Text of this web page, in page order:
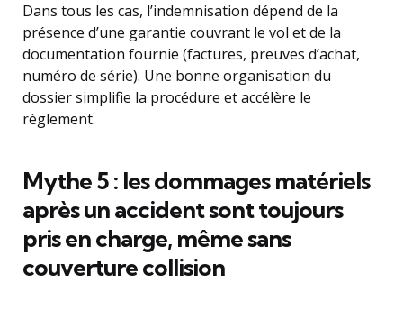
Dans tous les cas, l’indemnisation dépend de la
présence d’une garantie couvrant le vol et de la
documentation fournie (factures, preuves d’achat,
numéro de série). Une bonne organisation du
dossier simplifie la procédure et accélère le
règlement.
Mythe 5 : les dommages matériels
après un accident sont toujours
pris en charge, même sans
couverture collision